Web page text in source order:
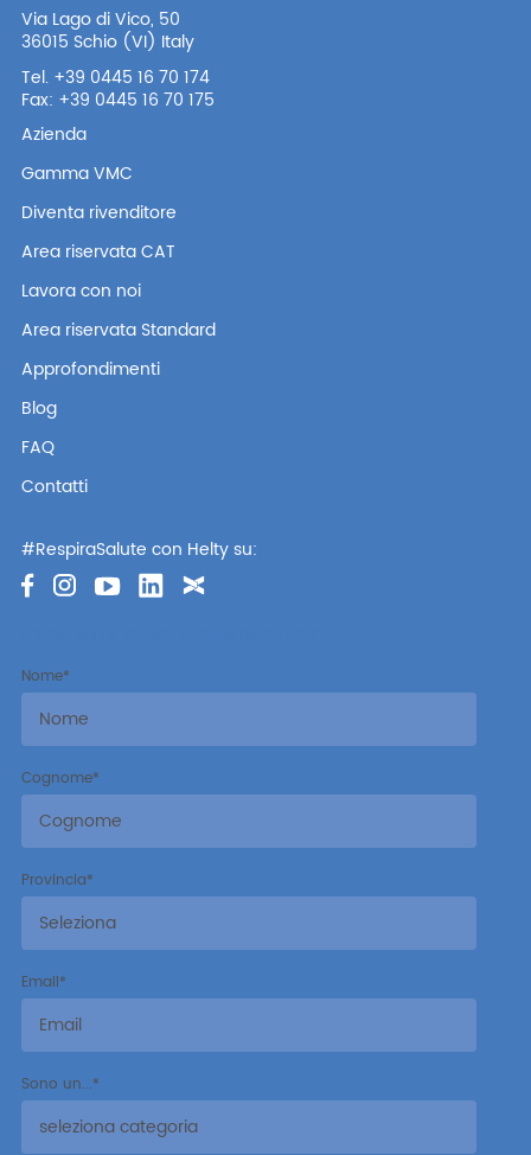
Via Lago di Vico, 50
36015 Schio (VI) Italy
Tel. +39 0445 16 70 174
Fax: +39 0445 16 70 175
Azienda
Gamma VMC
Diventa rivenditore
Area riservata CAT
Lavora con noi
Area riservata Standard
Approfondimenti
Blog
FAQ
Contatti
#RespiraSalute con Helty su:
Nome*
Cognome*
Provincia*
Email*
Sono un...*